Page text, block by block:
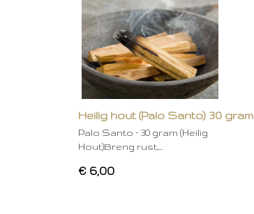
Heilig hout (Palo Santo) 30 gram
Palo Santo – 30 gram (Heilig
Hout)Breng rust,…
€ 6,00